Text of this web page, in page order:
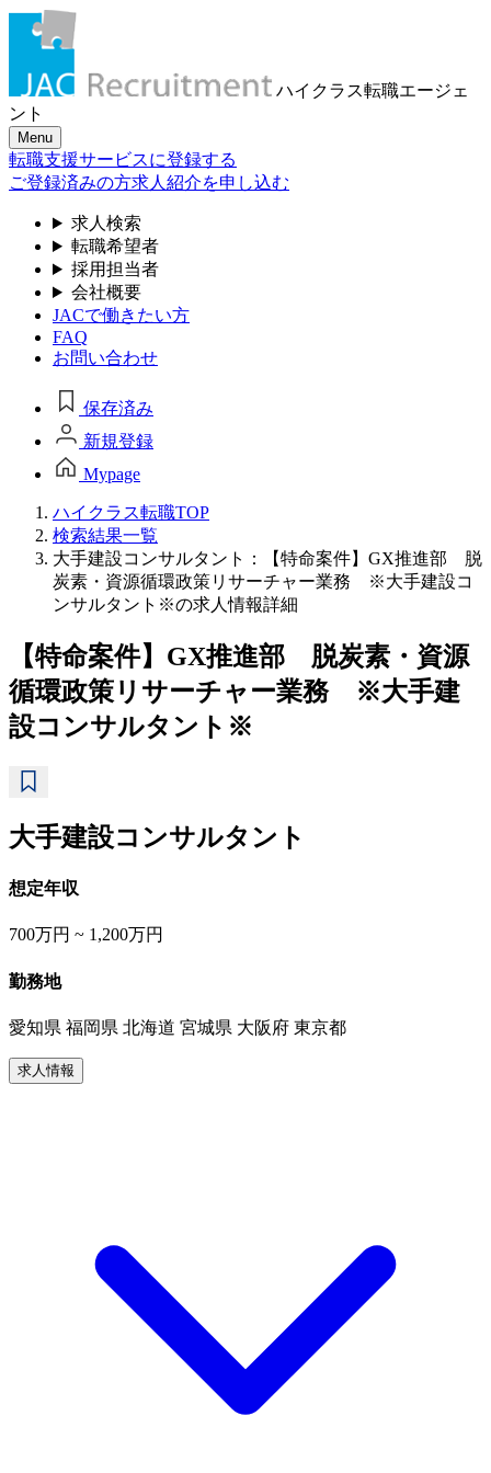
ハイクラス転職エージェ
ント
Menu
転職支援サービスに登録する
ご登録済みの方求人紹介を申し込む
求人検索
転職希望者
採用担当者
会社概要
JACで働きたい方
FAQ
お問い合わせ
保存済み
新規登録
Mypage
ハイクラス転職TOP
検索結果一覧
大手建設コンサルタント：【特命案件】GX推進部 脱
炭素・資源循環政策リサーチャー業務 ※大手建設コ
ンサルタント※の求人情報詳細
【特命案件】GX推進部 脱炭素・資源
循環政策リサーチャー業務 ※大手建
設コンサルタント※
大手建設コンサルタント
想定年収
700万円 ~ 1,200万円
勤務地
愛知県 福岡県 北海道 宮城県 大阪府 東京都
求人情報